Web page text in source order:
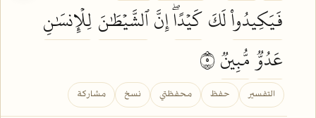
فَيَكِيدُواْلَكَكَيۡدًاۖإِنَّٱلشَّيۡطَٰنَ لِلۡإِنسَٰنِ
عَدُوّٞ مُّبِينٞ
التفسير حفظ محفظتي نسخ مشاركة